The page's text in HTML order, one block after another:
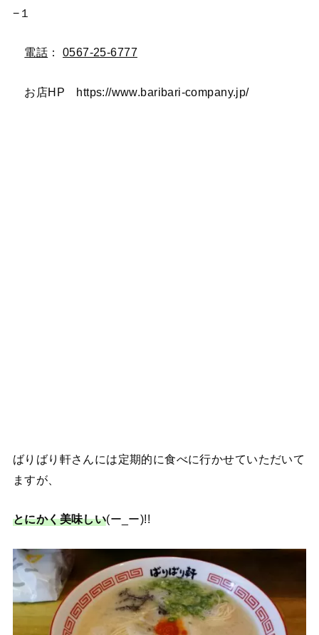
−１
電話 ： 0567-25-6777
お店HP https://www.baribari-company.jp/
ばりばり軒さんには定期的に食べに行かせていただいて
ますが、
とにかく美味しい(ー_ー)!!